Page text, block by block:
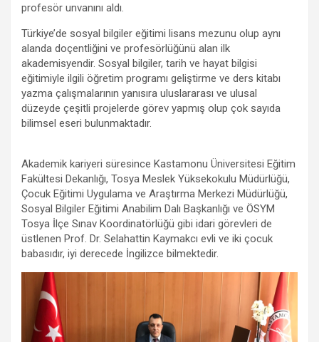
profesör unvanını aldı.
Türkiye’de sosyal bilgiler eğitimi lisans mezunu olup aynı
alanda doçentliğini ve profesörlüğünü alan ilk
akademisyendir. Sosyal bilgiler, tarih ve hayat bilgisi
eğitimiyle ilgili öğretim programı geliştirme ve ders kitabı
yazma çalışmalarının yanısıra uluslararası ve ulusal
düzeyde çeşitli projelerde görev yapmış olup çok sayıda
bilimsel eseri bulunmaktadır.
Akademik kariyeri süresince Kastamonu Üniversitesi Eğitim
Fakültesi Dekanlığı, Tosya Meslek Yüksekokulu Müdürlüğü,
Çocuk Eğitimi Uygulama ve Araştırma Merkezi Müdürlüğü,
Sosyal Bilgiler Eğitimi Anabilim Dalı Başkanlığı ve ÖSYM
Tosya İlçe Sınav Koordinatörlüğü gibi idari görevleri de
üstlenen Prof. Dr. Selahattin Kaymakcı evli ve iki çocuk
babasıdır, iyi derecede İngilizce bilmektedir.